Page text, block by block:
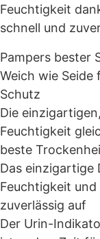
Feuchtigkeit
schnell und
Pampers bester
Weich wie
Schutz
Die
Feuchtigkeit
beste
Das einzigartige
Feuchtigkeit
zuverlässig auf
Der Urin-